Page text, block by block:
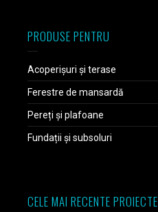
PRODUSE PENTRU
Acoperișuri și terase
Ferestre de mansardă
Pereți și plafoane
Fundații și subsoluri
CELE MAI RECENTE PROIECTE